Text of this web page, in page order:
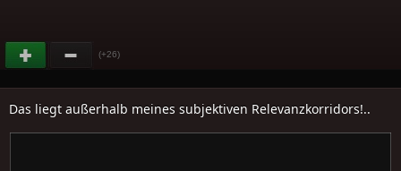
(+26)
Das liegt außerhalb meines subjektiven Relevanzkorridors!..